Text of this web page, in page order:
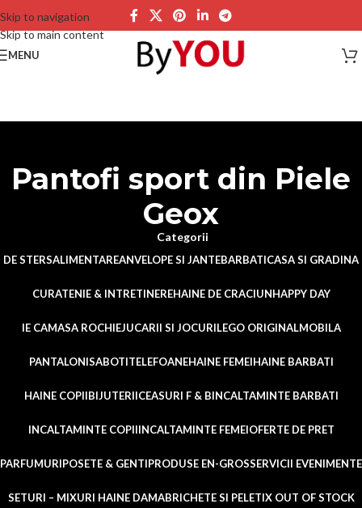
Skip to navigation
Skip to main content
MENU
Pantofi sport din Piele
Geox
Categorii
DE STERSALIMENTAREANVELOPE SI JANTEBARBATICASA SI GRADINA
CURATENIE & INTRETINEREHAINE DE CRACIUNHAPPY DAY
IE CAMASA ROCHIEJUCARII SI JOCURILEGO ORIGINALMOBILA
PANTALONISABOTITELEFOANEHAINE FEMEIHAINE BARBATI
HAINE COPIIBIJUTERIICEASURI F & BINCALTAMINTE BARBATI
INCALTAMINTE COPIIINCALTAMINTE FEMEIOFERTE DE PRET
PARFUMURIPOSETE & GENTIPRODUSE EN-GROSSERVICII EVENIMENTE
SETURI – MIXURI HAINE DAMABRICHETE SI PELETIX OUT OF STOCK